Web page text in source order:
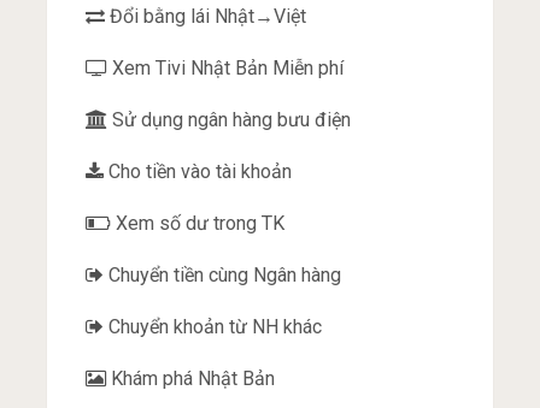
Đổi bằng lái Nhật→Việt
Xem Tivi Nhật Bản Miễn phí
Sử dụng ngân hàng bưu điện
Cho tiền vào tài khoản
Xem số dư trong TK
Chuyển tiền cùng Ngân hàng
Chuyển khoản từ NH khác
Khám phá Nhật Bản